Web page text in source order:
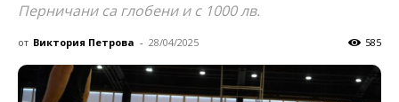
Перничани са глобени и с 1000 лв.
от Виктория Петрова - 28/04/2025 585